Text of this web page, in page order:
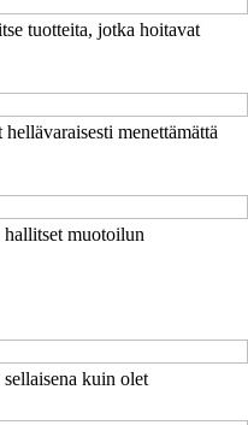
tuotteita, jotka hoitavat
menettämättä
muotoilun
kuin olet